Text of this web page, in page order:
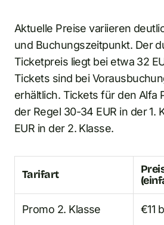
Aktuelle Preise variieren
und Buchungszeitpunkt. Der
Ticketpreis liegt bei etwa 32
Tickets sind bei
erhältlich. Tickets für den Alfa
der Regel 30-34 EUR in der 1.
EUR in der 2. Klasse.
Tarifart
Promo 2. Klasse €11